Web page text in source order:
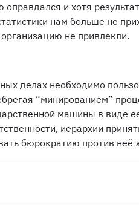
оправдался и хотя
нам больше не
не привлекли.
делах необходимо
“минированием”
машины в виде
иерархии
бюрократию против неё